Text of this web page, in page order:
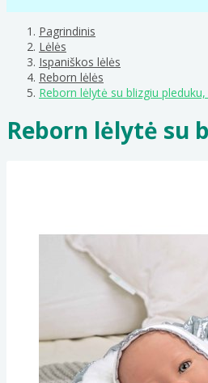
Pagrindinis
Lėlės
Ispaniškos lėlės
Reborn lėlės
Reborn lėlytė su blizgiu
Reborn lėlytė su